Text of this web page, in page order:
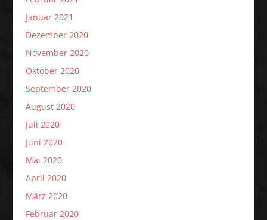
Januar 2021
Dezember 2020
November 2020
Oktober 2020
September 2020
August 2020
Juli 2020
Juni 2020
Mai 2020
April 2020
März 2020
Februar 2020